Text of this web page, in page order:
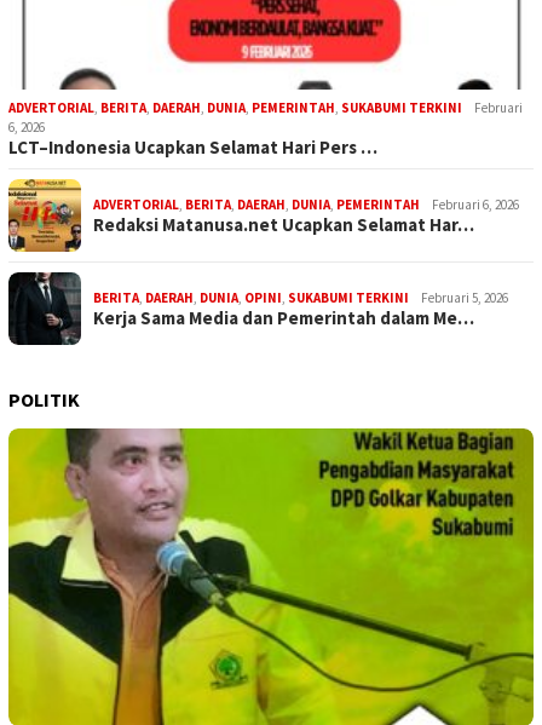
ADVERTORIAL, BERITA, DAERAH, DUNIA, PEMERINTAH, SUKABUMI TERKINI
Februari
6, 2026
LCT–Indonesia Ucapkan Selamat Hari Pers …
ADVERTORIAL, BERITA, DAERAH, DUNIA, PEMERINTAH Februari 6, 2026
Redaksi Matanusa.net Ucapkan Selamat Har…
BERITA, DAERAH, DUNIA, OPINI, SUKABUMI TERKINI Februari 5, 2026
Kerja Sama Media dan Pemerintah dalam Me…
POLITIK